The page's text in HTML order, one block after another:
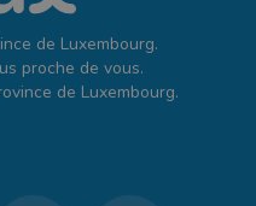
de Luxembourg.
proche de vous.
de Luxembourg.